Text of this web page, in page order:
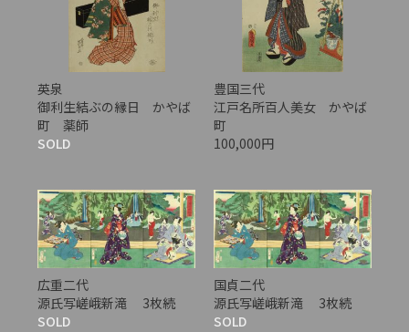
英泉
御利生結ぶの縁日 かやば
町 薬師
SOLD
豊国三代
江戸名所百人美女 かやば
町
100,000円
広重二代
源氏写嵯峨新滝 3枚続
SOLD
国貞二代
源氏写嵯峨新滝 3枚続
SOLD